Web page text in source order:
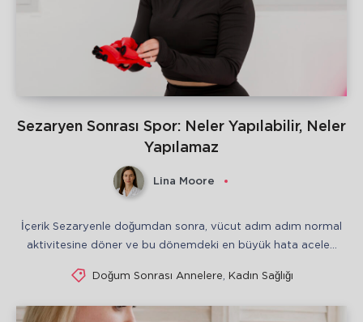
Sezaryen Sonrası Spor: Neler Yapılabilir, Neler
Yapılamaz
Lina Moore
İçerik Sezaryenle doğumdan sonra, vücut adım adım normal
aktivitesine döner ve bu dönemdeki en büyük hata acele…
Doğum Sonrası Annelere Kadın Sağlığı